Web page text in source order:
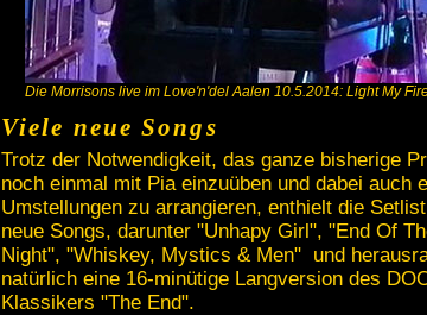
Die Morrisons live im Love'n'del Aalen 10.5.2014: Light My
Viele neue Songs
Trotz der Notwendigkeit, das ganze bisherige
noch einmal mit Pia einzuüben und dabei auch
Umstellungen zu arrangieren, enthielt die
neue Songs, darunter "Unhapy Girl", "End Of
Night", "Whiskey, Mystics & Men" und
natürlich eine 16-minütige Langversion des
Klassikers "The End".